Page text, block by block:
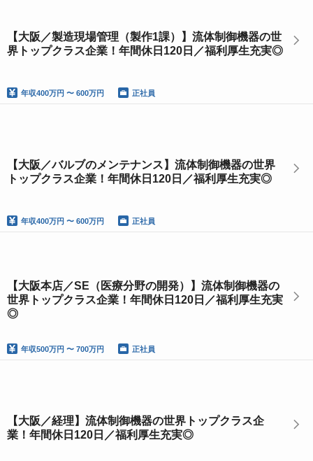
【大阪／製造現場管理（製作1課）】流体制御機器の世
界トップクラス企業！年間休日120日／福利厚生充実◎
年収400万円 〜 600万円 正社員
【大阪／バルブのメンテナンス】流体制御機器の世界
トップクラス企業！年間休日120日／福利厚生充実◎
年収400万円 〜 600万円 正社員
【大阪本店／SE（医療分野の開発）】流体制御機器の
世界トップクラス企業！年間休日120日／福利厚生充実
◎
年収500万円 〜 700万円 正社員
【大阪／経理】流体制御機器の世界トップクラス企
業！年間休日120日／福利厚生充実◎